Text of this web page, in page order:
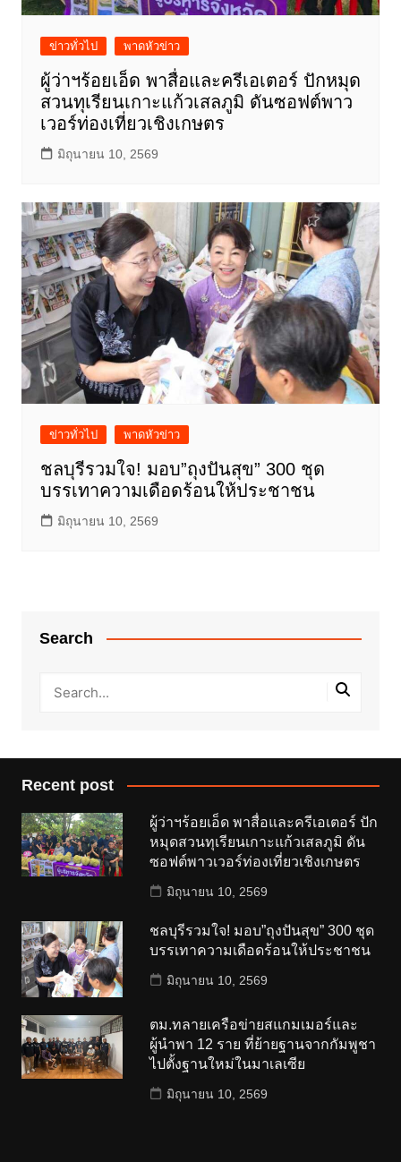
ข่าวทั่วไป พาดหัวข่าว
ผู้ว่าฯร้อยเอ็ด พาสื่อและครีเอเตอร์ ปักหมุด
สวนทุเรียนเกาะแก้วเสลภูมิ ดันซอฟต์พาว
เวอร์ท่องเที่ยวเชิงเกษตร
มิถุนายน 10, 2569
ข่าวทั่วไป พาดหัวข่าว
ชลบุรีรวมใจ! มอบ”ถุงปันสุข” 300 ชุด
บรรเทาความเดือดร้อนให้ประชาชน
มิถุนายน 10, 2569
Search
Recent post
ผู้ว่าฯร้อยเอ็ด พาสื่อและครีเอเตอร์ ปัก
หมุดสวนทุเรียนเกาะแก้วเสลภูมิ ดัน
ซอฟต์พาวเวอร์ท่องเที่ยวเชิงเกษตร
มิถุนายน 10, 2569
ชลบุรีรวมใจ! มอบ”ถุงปันสุข” 300 ชุด
บรรเทาความเดือดร้อนให้ประชาชน
มิถุนายน 10, 2569
ตม.ทลายเครือข่ายสแกมเมอร์และ
ผู้นำพา 12 ราย ที่ย้ายฐานจากกัมพูชา
ไปตั้งฐานใหม่ในมาเลเซีย
มิถุนายน 10, 2569